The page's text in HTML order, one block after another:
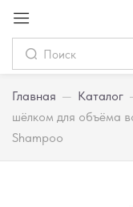
Главная — Каталог
шёлком для объёма
Shampoo
Password